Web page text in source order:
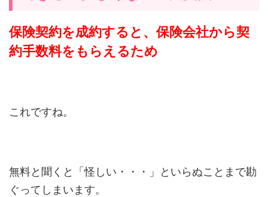
保険契約を成約すると、保険会社から契
約手数料をもらえるため
これですね。
無料と聞くと「怪しい・・・」といらぬことまで勘
ぐってしまいます。